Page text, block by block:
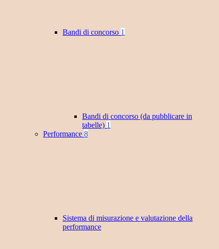
Bandi di concorso 1
Bandi di concorso (da pubblicare in
tabelle) 1
Performance 8
Sistema di misurazione e valutazione della
performance